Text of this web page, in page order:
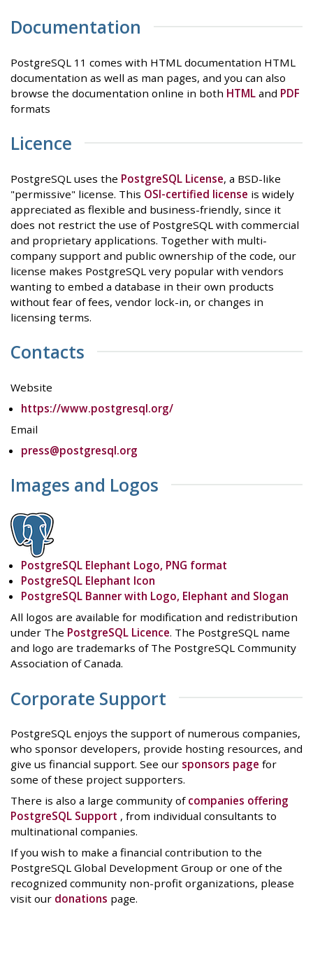
Documentation
PostgreSQL 11 comes with HTML documentation HTML
documentation as well as man pages, and you can also
browse the documentation online in both HTML and PDF
formats
Licence
PostgreSQL uses the PostgreSQL License, a BSD-like
"permissive" license. This OSI-certified license is widely
appreciated as flexible and business-friendly, since it
does not restrict the use of PostgreSQL with commercial
and proprietary applications. Together with multi-
company support and public ownership of the code, our
license makes PostgreSQL very popular with vendors
wanting to embed a database in their own products
without fear of fees, vendor lock-in, or changes in
licensing terms.
Contacts
Website
https://www.postgresql.org/
Email
press@postgresql.org
Images and Logos
PostgreSQL Elephant Logo, PNG format
PostgreSQL Elephant Icon
PostgreSQL Banner with Logo, Elephant and Slogan
All logos are available for modification and redistribution
under The PostgreSQL Licence. The PostgreSQL name
and logo are trademarks of The PostgreSQL Community
Association of Canada.
Corporate Support
PostgreSQL enjoys the support of numerous companies,
who sponsor developers, provide hosting resources, and
give us financial support. See our sponsors page for
some of these project supporters.
There is also a large community of companies offering
PostgreSQL Support , from individual consultants to
multinational companies.
If you wish to make a financial contribution to the
PostgreSQL Global Development Group or one of the
recognized community non-profit organizations, please
visit our donations page.